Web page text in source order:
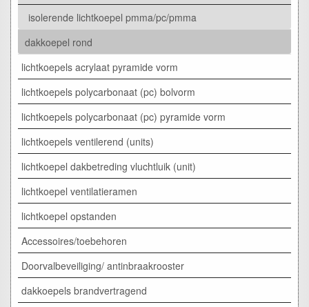
isolerende lichtkoepel pmma/pc/pmma
dakkoepel rond
lichtkoepels acrylaat pyramide vorm
lichtkoepels polycarbonaat (pc) bolvorm
lichtkoepels polycarbonaat (pc) pyramide vorm
lichtkoepels ventilerend (units)
lichtkoepel dakbetreding vluchtluik (unit)
lichtkoepel ventilatieramen
lichtkoepel opstanden
Accessoires/toebehoren
Doorvalbeveiliging/ antinbraakrooster
dakkoepels brandvertragend